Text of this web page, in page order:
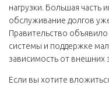
нагрузки. Большая часть
обслуживание долгов
Правительство
системы и поддержке
зависимость от внешних
Если вы хотите